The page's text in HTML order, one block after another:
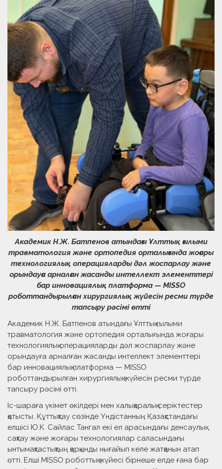
Академик Н.Ж. Батпенов атындағы Ұлттық ғылыми
травматология және ортопедия орталығында жоғары
технологиялық операцияларды дәл жоспарлау және
орындауға арналған жасанды интеллект элементтері
бар инновациялық платформа — MISSO
роботтандырылған хирургиялық жүйесін ресми түрде
тапсыру рәсімі өтті
Академик Н.Ж. Батпенов атындағы Ұлттық ғылыми
травматология және ортопедия орталығында жоғары
технологиялық операцияларды дәл жоспарлау және
орындауға арналған жасанды интеллект элементтері
бар инновациялық платформа — MISSO
роботтандырылған хирургиялық жүйесін ресми түрде
тапсыру рәсімі өтті.
Іс-шараға үкімет өкілдері мен халықаралық серіктестер
қатысты. Құттықтау сөзінде Үндістанның Қазақстандағы
елшісі Ю.К. Сайлас Тангал екі ел арасындағы денсаулық
сақтау және жоғары технологиялар саласындағы
ынтымақтастықтың қарқынды нығайып келе жатқанын атап
өтті. Елші MISSO роботтық жүйесі бірнеше елде ғана бар